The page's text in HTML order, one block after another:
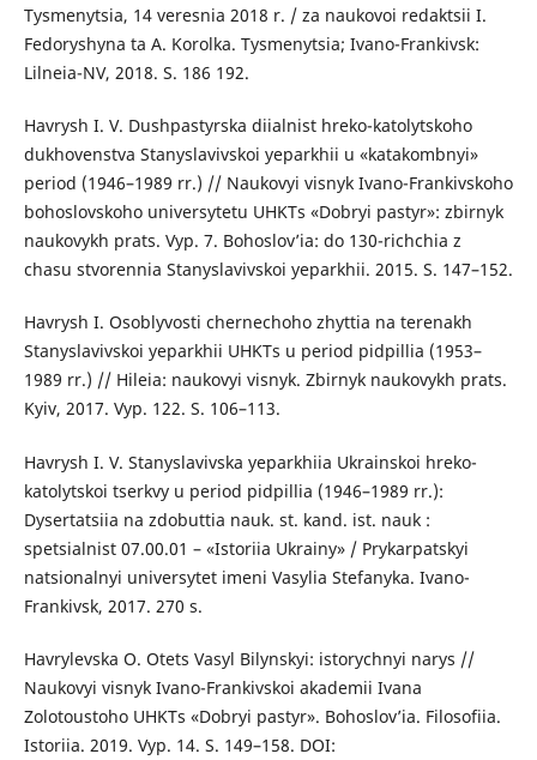
Tysmenytsia, 14 veresnia 2018 r. / za naukovoi redaktsii I.
Fedoryshyna ta A. Korolka. Tysmenytsia; Ivano-Frankivsk:
Lilneia-NV, 2018. S. 186 192.
Havrysh I. V. Dushpastyrska diialnist hreko-katolytskoho
dukhovenstva Stanyslavivskoi yeparkhii u «katakombnyi»
period (1946–1989 rr.) // Naukovyi visnyk Ivano-Frankivskoho
bohoslovskoho universytetu UHKTs «Dobryi pastyr»: zbirnyk
naukovykh prats. Vyp. 7. Bohoslov’ia: do 130-richchia z
chasu stvorennia Stanyslavivskoi yeparkhii. 2015. S. 147–152.
Havrysh I. Osoblyvosti chernechoho zhyttia na terenakh
Stanyslavivskoi yeparkhii UHKTs u period pidpillia (1953–
1989 rr.) // Hileia: naukovyi visnyk. Zbirnyk naukovykh prats.
Kyiv, 2017. Vyp. 122. S. 106–113.
Havrysh I. V. Stanyslavivska yeparkhiia Ukrainskoi hreko-
katolytskoi tserkvy u period pidpillia (1946–1989 rr.):
Dysertatsiia na zdobuttia nauk. st. kand. ist. nauk :
spetsialnist 07.00.01 – «Istoriia Ukrainy» / Prykarpatskyi
natsionalnyi universytet imeni Vasylia Stefanyka. Ivano-
Frankivsk, 2017. 270 s.
Havrylevska O. Otets Vasyl Bilynskyi: istorychnyi narys //
Naukovyi visnyk Ivano-Frankivskoi akademii Ivana
Zolotoustoho UHKTs «Dobryi pastyr». Bohoslov’ia. Filosofiia.
Istoriia. 2019. Vyp. 14. S. 149–158. DOI: